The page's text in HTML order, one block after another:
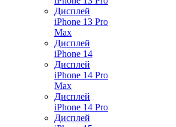
Дисплей
iPhone 13 Pro
Max
Дисплей
iPhone 14
Дисплей
iPhone 14 Pro
Max
Дисплей
iPhone 14 Pro
Дисплей